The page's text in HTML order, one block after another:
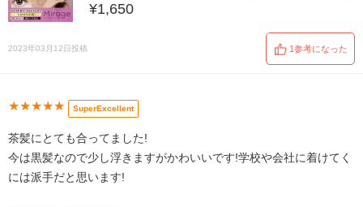
¥1,650
2023年03月12日投稿 1参考になった
★★★★★ SuperExcellent
茶髪にとても合ってました!
今は黒髪なので少し浮きますがかわいいです!学校や会社に着けてく
には派手だと思います!